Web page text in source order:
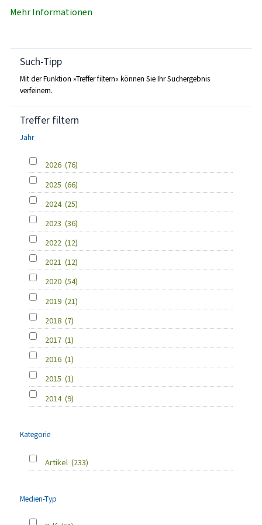
Mehr Informationen
Such-Tipp
Mit der Funktion »Treffer filtern« können Sie Ihr Suchergebnis
verfeinern.
Treffer filtern
Jahr
2026 (76)
2025 (66)
2024 (25)
2023 (36)
2022 (12)
2021 (12)
2020 (54)
2019 (21)
2018 (7)
2017 (1)
2016 (1)
2015 (1)
2014 (9)
Kategorie
Artikel (233)
Medien-Typ